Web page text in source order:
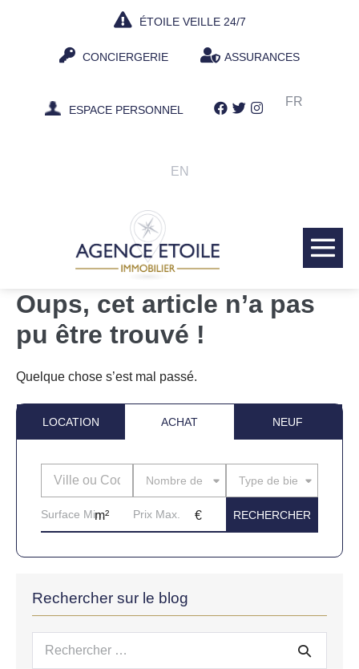
ÉTOILE VEILLE 24/7
CONCIERGERIE ASSURANCES
ESPACE PERSONNEL
FR
EN
Oups, cet article n’a pas
pu être trouvé !
Quelque chose s’est mal passé.
LOCATION ACHAT NEUF
Nombre de piècesType de bien
Rechercher sur le blog
Recherche